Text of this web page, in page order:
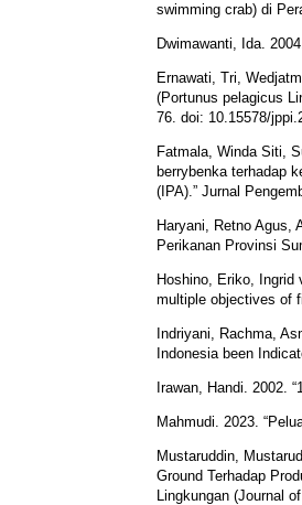
swimming crab) di
Dwimawanti, Ida.
Ernawati, Tri,
(Portunus pelagicus
76. doi: 10.15578/
Fatmala, Winda Siti,
berrybenka terhadap
(IPA).” Jurnal
Haryani, Retno Agus,
Perikanan Provinsi
Hoshino, Eriko, Ingrid
multiple objectives of
Indriyani, Rachma,
Indonesia been
Irawan, Handi. 2002.
Mahmudi. 2023.
Mustaruddin,
Ground Terhadap
Lingkungan (Journal